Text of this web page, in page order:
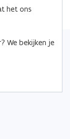
het ons
We bekijken je